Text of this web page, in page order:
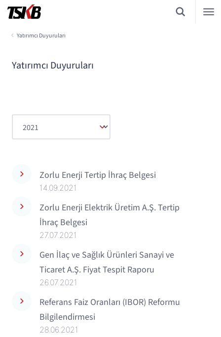
Yatırımcı Duyuruları
Yatırımcı Duyuruları
Zorlu Enerji Tertip İhraç Belgesi
14.09.2021
Zorlu Enerji Elektrik Üretim A.Ş. Tertip
İhraç Belgesi
27.07.2021
Gen İlaç ve Sağlık Ürünleri Sanayi ve
Ticaret A.Ş. Fiyat Tespit Raporu
26.07.2021
Referans Faiz Oranları (IBOR) Reformu
Bilgilendirmesi
28.06.2021